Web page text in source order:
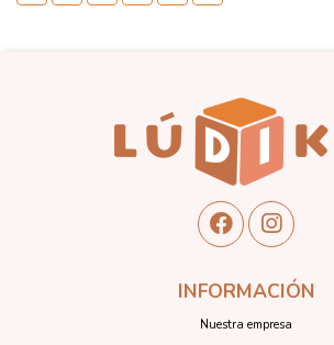
INFORMACIÓN
Nuestra empresa